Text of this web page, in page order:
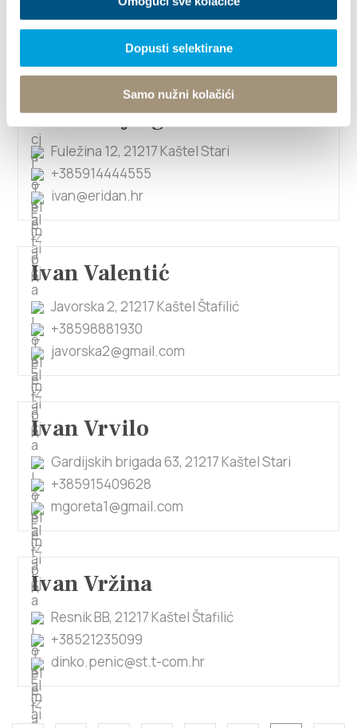
Dopusti selektirane
Samo nužni kolačići
Gospe na krugu 9, 21214 Kaštel Kambelovac
qpoint8@gmail.com
Ivan Šunjerga
Fuležina 12, 21217 Kaštel Stari
+385914444555
ivan@eridan.hr
Ivan Valentić
Javorska 2, 21217 Kaštel Štafilić
+38598881930
javorska2@gmail.com
Ivan Vrvilo
Gardijskih brigada 63, 21217 Kaštel Stari
+385915409628
mgoreta1@gmail.com
Ivan Vržina
Resnik BB, 21217 Kaštel Štafilić
+38521235099
dinko.penic@st.t-com.hr